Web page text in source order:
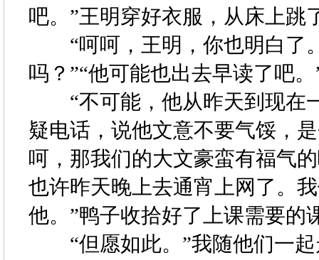
吧。”王明穿好衣服，从床上跳
“呵呵，王明，你也明白了
吗？”“他可能也出去早读了吧
“不可能，他从昨天到现在
疑电话，说他文意不要气馁，
呵，那我们的大文豪蛮有福气
也许昨天晚上去通宵上网了。
他。”鸭子收拾好了上课需要
“但愿如此。”我随他们一起